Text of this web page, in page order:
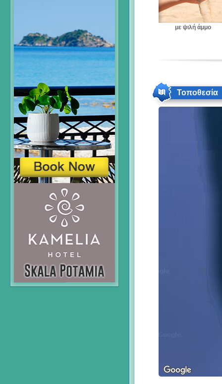
με ψιλή άμμο
Τοποθεσία